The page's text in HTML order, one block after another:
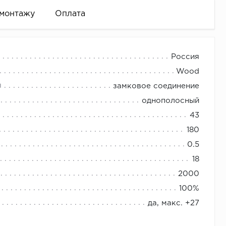
Оплата
Россия
Wood
замковое соединение
однополосный
43
180
0.5
18
2000
100%
да, макс. +27
необходимое количество плинтуса.
поверхности.